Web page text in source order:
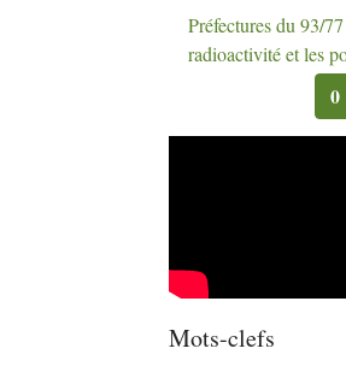
Préfectures du 93/
radioactivité et les
0
Mots-clefs